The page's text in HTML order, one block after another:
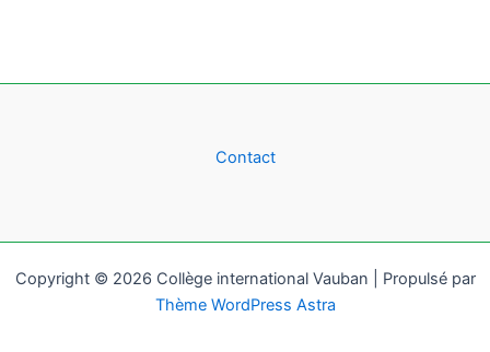
Contact
Copyright © 2026 Collège international Vauban | Propulsé par
Thème WordPress Astra